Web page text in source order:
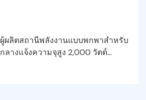
ผู้ผลิตสถานีพลังงานแบบพกพาสำหรับ
กลางแจ้งความจุสูง 2,000 วัตต์